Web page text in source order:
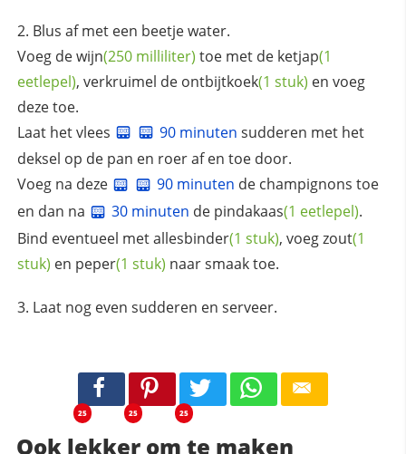
Blus af met een beetje water.
Voeg dewijn(250 milliliter) toe met de ketjap(1
eetlepel), verkruimel de ontbijtkoek(1 stuk) en voeg
deze toe.
Laat het vlees
90 minuten sudderen met het
deksel op de pan en roer af en toe door.
Voeg na deze
90 minuten de champignons toe
en dan na
30 minuten de pindakaas(1 eetlepel).
Bind eventueel metallesbinder(1 stuk), voegzout(1
stuk) en peper(1 stuk) naar smaak toe.
Laat nog even sudderen en serveer.
25 25 25
Ook lekker om te maken